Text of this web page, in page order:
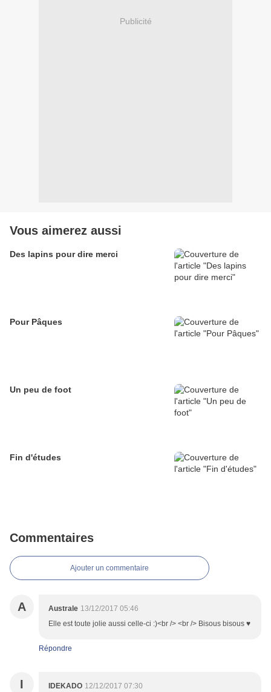
Publicité
Vous aimerez aussi
Des lapins pour dire merci
Pour Pâques
Un peu de foot
Fin d'études
Commentaires
Ajouter un commentaire
A Australe 13/12/2017 05:46
Elle est toute jolie aussi celle-ci :)<br /> <br /> Bisous bisous ♥
Répondre
I IDEKADO 12/12/2017 07:30